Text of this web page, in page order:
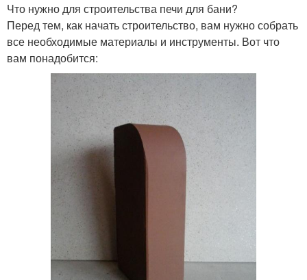
Что нужно для строительства печи для бани?
Перед тем, как начать строительство, вам нужно собрать
все необходимые материалы и инструменты. Вот что
вам понадобится: